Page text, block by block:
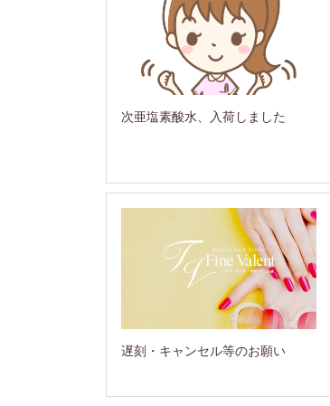
次亜塩素酸水、入荷しました
遅刻・キャンセル等のお願い